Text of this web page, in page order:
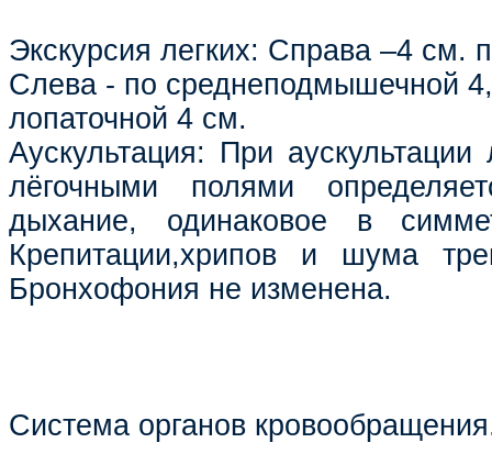
Экскурсия легких: Справа –4 см.
Слева - по среднеподмышечной
лопаточной 4 см.
Аускультация: При
лёгочными полями
дыхание, одинаковое в
Крепитации,хрипов и шума
Бронхофония не изменена.
Система органов